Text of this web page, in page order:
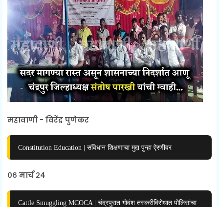
महावाणी - विरेंद्र पुणेकर
Constitution Education | संविधान शिक्षणाचा मुद्दा पुन्हा ऐरणीवर
०६ मार्च २४
Cattle Smuggling MCOCA | चंद्रपुरात गोवंश तस्करीविरोधात पोलिसांचा